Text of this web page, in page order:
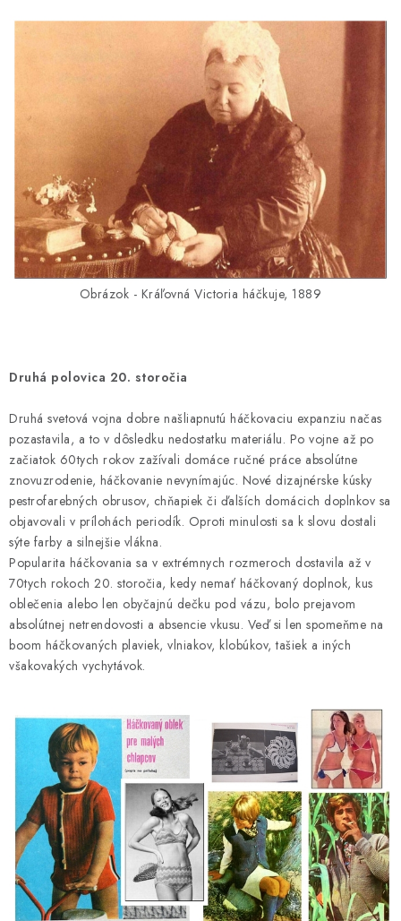
Obrázok - Kráľovná Victoria háčkuje, 1889
Druhá polovica 20. storočia
Druhá svetová vojna dobre našliapnutú háčkovaciu expanziu načas
pozastavila, a to v dôsledku nedostatku materiálu. Po vojne až po
začiatok 60tych rokov zažívali domáce ručné práce absolútne
znovuzrodenie, háčkovanie nevynímajúc. Nové dizajnérske kúsky
pestrofarebných obrusov, chňapiek či ďalších domácich doplnkov sa
objavovali v prílohách periodík. Oproti minulosti sa k slovu dostali
sýte farby a silnejšie vlákna.
Popularita háčkovania sa v extrémnych rozmeroch dostavila až v
70tych rokoch 20. storočia, kedy nemať háčkovaný doplnok, kus
oblečenia alebo len obyčajnú dečku pod vázu, bolo prejavom
absolútnej netrendovosti a absencie vkusu. Veď si len spomeňme na
boom háčkovaných plaviek, vlniakov, klobúkov, tašiek a iných
všakovakých vychytávok.